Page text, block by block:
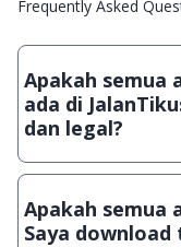
Frequently Asked
Apakah semua
ada di
dan legal?
Ya, JalanTikus hanya
crack, patch atau
Apakah semua
Saya download